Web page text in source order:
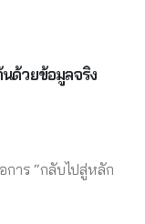
นด้วยข้อมูลจริง
าร “กลับไปสู่หลัก